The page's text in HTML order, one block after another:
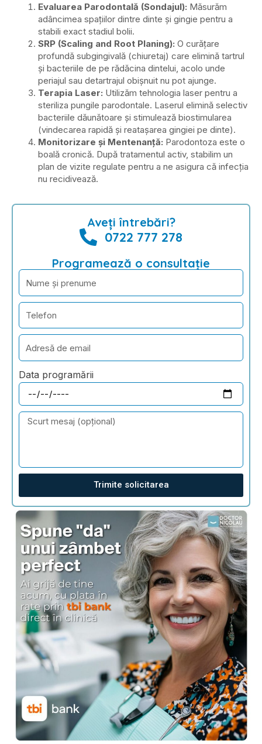
Evaluarea Parodontală (Sondajul): Măsurăm
adâncimea spațiilor dintre dinte și gingie pentru a
stabili exact stadiul bolii.
SRP (Scaling and Root Planing): O curățare
profundă subgingivală (chiuretaj) care elimină tartrul
și bacteriile de pe rădăcina dintelui, acolo unde
periajul sau detartrajul obișnuit nu pot ajunge.
Terapia Laser: Utilizăm tehnologia laser pentru a
steriliza pungile parodontale. Laserul elimină selectiv
bacteriile dăunătoare și stimulează biostimularea
(vindecarea rapidă și reatașarea gingiei pe dinte).
Monitorizare și Mentenanță: Parodontoza este o
boală cronică. După tratamentul activ, stabilim un
plan de vizite regulate pentru a ne asigura că infecția
nu recidivează.
Aveți întrebări?
0722 777 278
Programează o consultație
Data programării
Trimite solicitarea